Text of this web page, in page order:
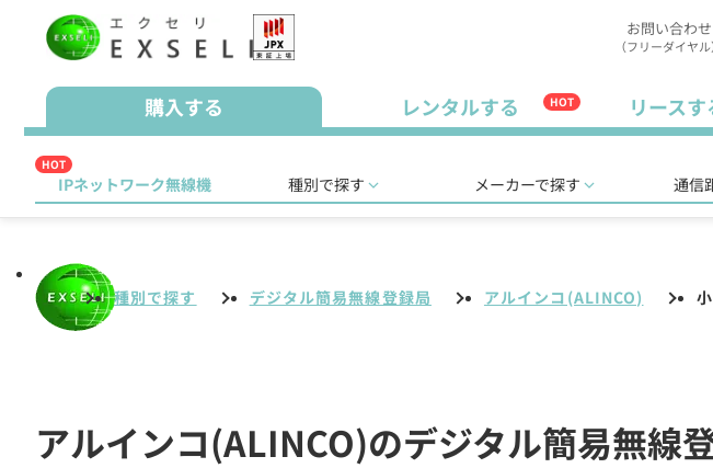
お問い合わせ
（フリーダイヤル
購入する レンタルする HOT リースす
HOT
IPネットワーク無線機 種別で探す メーカーで探す 通信
種別で探す デジタル簡易無線登録局 アルインコ(ALINCO)
アルインコ(ALINCO)のデジタル簡易無線